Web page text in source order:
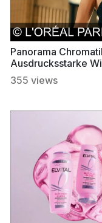
Panorama
Ausdrucksstarke
355 views